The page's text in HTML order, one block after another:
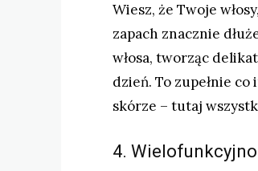
Wiesz, że Twoje
zapach znacznie
włosa, tworząc
dzień. To zupełnie
skórze – tutaj
4.